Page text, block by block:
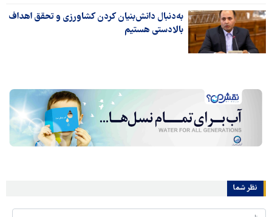
به‌دنبال دانش‌بنیان کردن کشاورزی و تحقق اهداف
بالادستی هستیم
نظر شما